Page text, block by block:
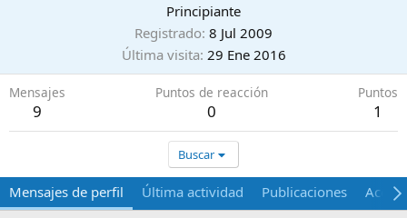
Principiante
Registrado 8 Jul 2009
Última visita 29 Ene 2016
Mensajes
9
Puntos de reacción
0
Puntos
1
Buscar
Mensajes de perfil Última actividad Publicaciones Acerca